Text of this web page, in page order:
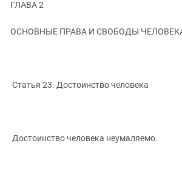
ГЛАВА 2
ОСНОВНЫЕ ПРАВА И СВОБОДЫ
Статья 23. Достоинство человека
Достоинство человека неумаляемо.